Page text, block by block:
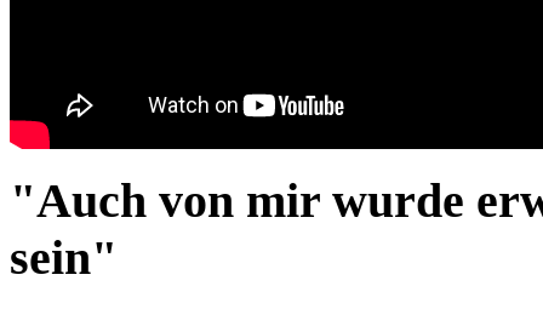
"Auch von mir wurde
sein"